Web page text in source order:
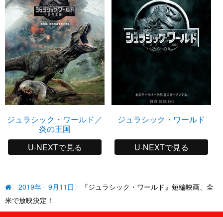
ジュラシック・ワールド／
炎の王国
U-NEXTで見る
ジュラシック・ワールド
U-NEXTで見る
2019年 9月11日
『ジュラシック・ワールド』短編映画、全
米で放映決定！